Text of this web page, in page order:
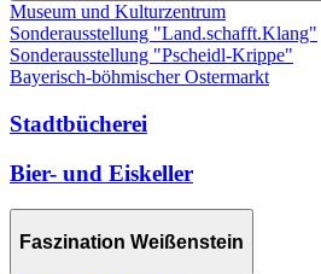
Museum und Kulturzentrum
Sonderausstellung "Land.schafft.Klang"
Sonderausstellung "Pscheidl-Krippe"
Bayerisch-böhmischer Ostermarkt
Stadtbücherei
Bier- und Eiskeller
Faszination Weißenstein